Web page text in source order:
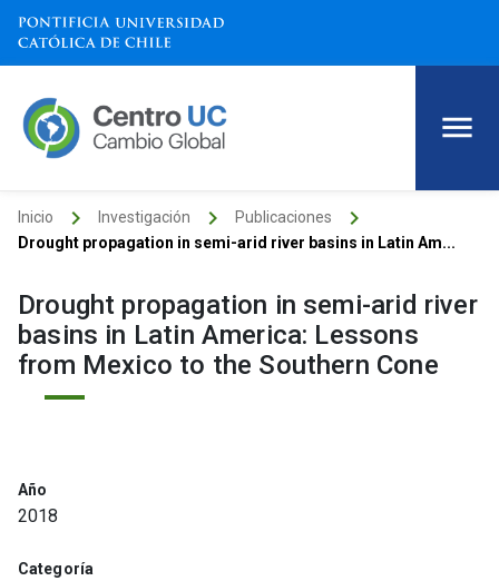
Inicio keyboard_arrow_right Investigación keyboard_arrow_right Publicaciones keyboard_arrow_right
Drought propagation in semi-arid river basins in Latin Am...
Drought propagation in semi-arid river
basins in Latin America: Lessons
from Mexico to the Southern Cone
Año
2018
Categoría